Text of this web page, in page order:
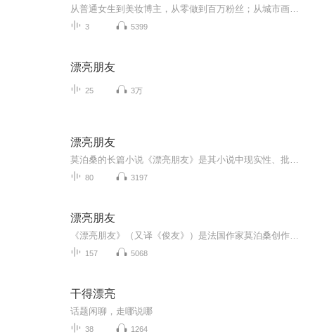
3 5399
漂亮朋友
25 3万
漂亮朋友
80 3197
漂亮朋友
157 5068
干得漂亮
话题闲聊，走哪说哪
38 1264